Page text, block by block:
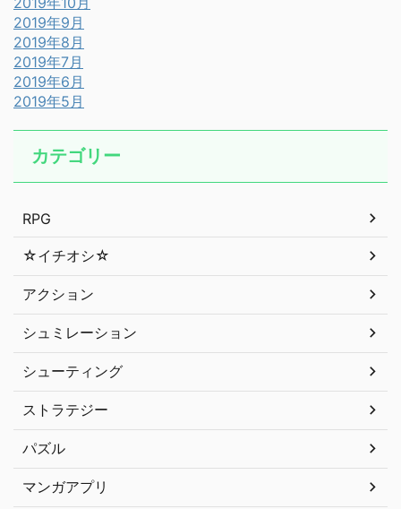
2019年9月
2019年8月
2019年7月
2019年6月
2019年5月
カテゴリー
RPG
☆イチオシ☆
アクション
シュミレーション
シューティング
ストラテジー
パズル
マンガアプリ